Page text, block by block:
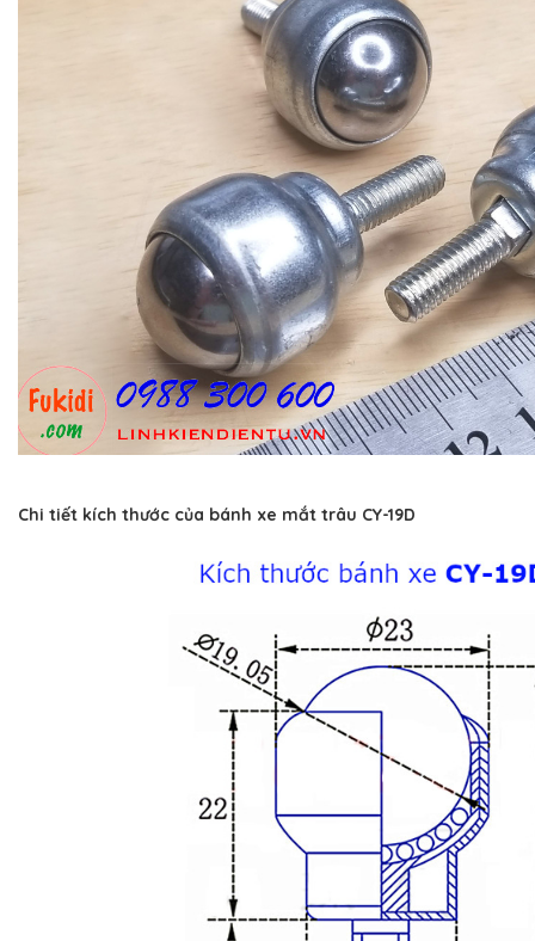
Chi tiết kích thước của bánh xe mắt trâu CY-19D